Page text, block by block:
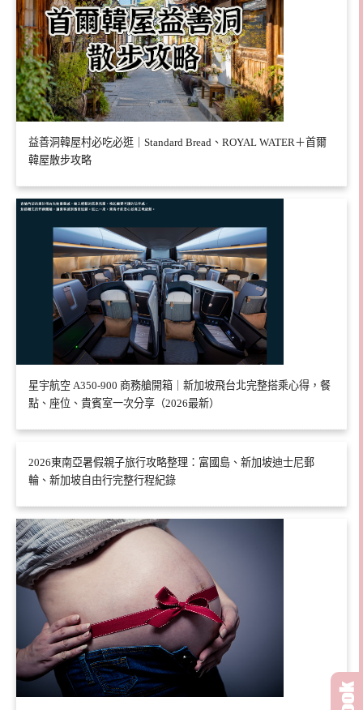
益善洞韓屋村必吃必逛｜Standard Bread、ROYAL WATER＋首爾
韓屋散步攻略
星宇航空 A350-900 商務艙開箱｜新加坡飛台北完整搭乘心得，餐
點、座位、貴賓室一次分享（2026最新）
2026東南亞暑假親子旅行攻略整理：富國島、新加坡迪士尼郵
輪、新加坡自由行完整行程紀錄